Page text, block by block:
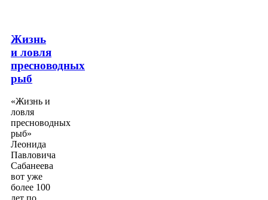
Жизнь
и ловля
пресноводных
рыб
«Жизнь и
ловля
пресноводных
рыб»
Леонида
Павловича
Сабанеева
вот уже
более 100